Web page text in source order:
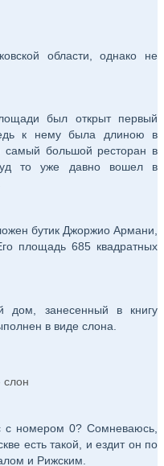
области, однако не
был открыт первый
к нему была длиною в
самый большой ресторан в
то уже давно вошел в
бутик Джоржио Армани,
площадь 685 квадратных
дом, занесенный в книгу
в виде слона.
с номером 0? Сомневаюсь,
есть такой, и ездит он по
и Рижским.